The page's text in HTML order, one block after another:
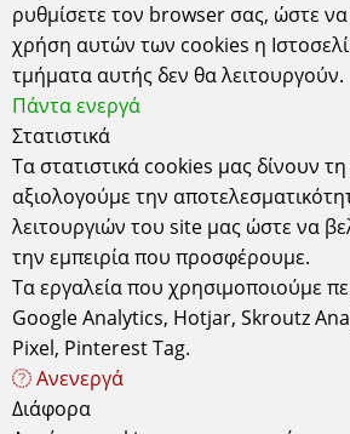
Έδρα
Κυδωνιών 6-8 Αθήνα-Σεπόλια, 10443
ΑΤΤΙΚΗ τηλ: 2105157506
ΔΕΧΟΜΑΣΤΕ ΚΑΤΟΠΙΝ ΡΑΝΤΕΒΟΥ
Ωράριο Λειτουργίας Καταστήματος
Δευτέρα - Τετάρτη - Σάββατο: 10.00 - 15.00
Τρίτη - Πέμπτη - Παρασκευή: 10.00 - 14.00 & 17.30
Χρήσιμα
Τρόποι Παραγγελίας
Τρόποι Πληρωμής
Τρόποι Αποστολής
Επιστροφές
Σχετικά
Συχνές Ερωτήσεις
Εγγραφή Newsletter
Επικοινωνία
ρυθμίσετε τον browser σας, ώστε
χρήση αυτών των cookies η
τμήματα αυτής δεν θα λειτουργούν.
Πάντα ενεργά
Στατιστικά
Τα στατιστικά cookies μας δίνουν
αξιολογούμε την
λειτουργιών του site μας ώστε να
την εμπειρία που προσφέρουμε.
Τα εργαλεία που χρησιμοποιούμε
Google Analytics, Hotjar, Skroutz
Pixel, Pinterest Tag.
Ανενεργά
Διάφορα